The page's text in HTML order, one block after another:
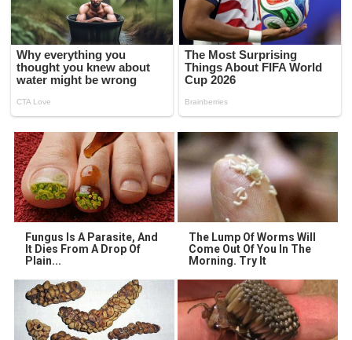
Fungus Is A Parasite, And
It Dies From A Drop Of
Plain...
The Lump Of Worms Will
Come Out Of You In The
Morning. Try It